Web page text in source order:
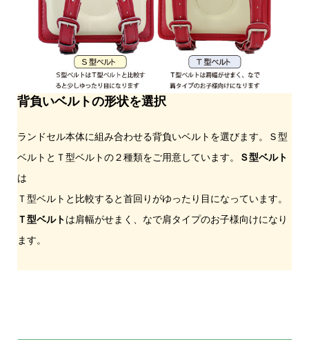
背負いベルトの形状を選択
ランドセル本体に組み合わせる背負いベルトを選びます。Ｓ型
ベルトとＴ型ベルトの２種類をご用意しています。
Ｓ型ベルト
は
Ｔ型ベルトと比較すると首回りがゆったり目になっています。
Ｔ型ベルト は肩幅がせまく、なで肩タイプのお子様向けになり
ます。